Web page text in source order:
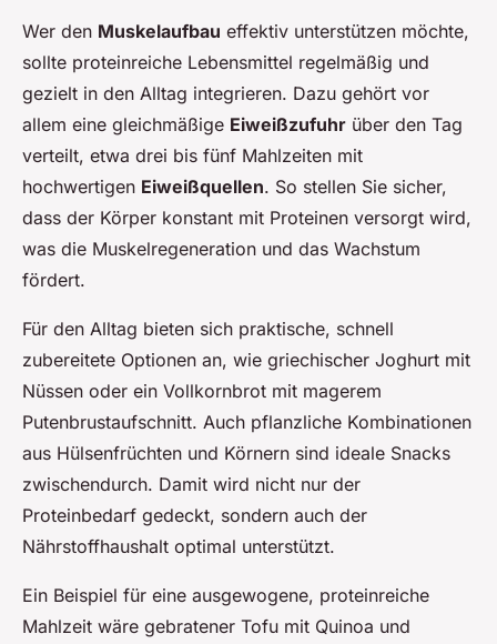
Wer den Muskelaufbau effektiv unterstützen möchte,
sollte proteinreiche Lebensmittel regelmäßig und
gezielt in den Alltag integrieren. Dazu gehört vor
allem eine gleichmäßige Eiweißzufuhr über den Tag
verteilt, etwa drei bis fünf Mahlzeiten mit
hochwertigen Eiweißquellen. So stellen Sie sicher,
dass der Körper konstant mit Proteinen versorgt wird,
was die Muskelregeneration und das Wachstum
fördert.
Für den Alltag bieten sich praktische, schnell
zubereitete Optionen an, wie griechischer Joghurt mit
Nüssen oder ein Vollkornbrot mit magerem
Putenbrustaufschnitt. Auch pflanzliche Kombinationen
aus Hülsenfrüchten und Körnern sind ideale Snacks
zwischendurch. Damit wird nicht nur der
Proteinbedarf gedeckt, sondern auch der
Nährstoffhaushalt optimal unterstützt.
Ein Beispiel für eine ausgewogene, proteinreiche
Mahlzeit wäre gebratener Tofu mit Quinoa und